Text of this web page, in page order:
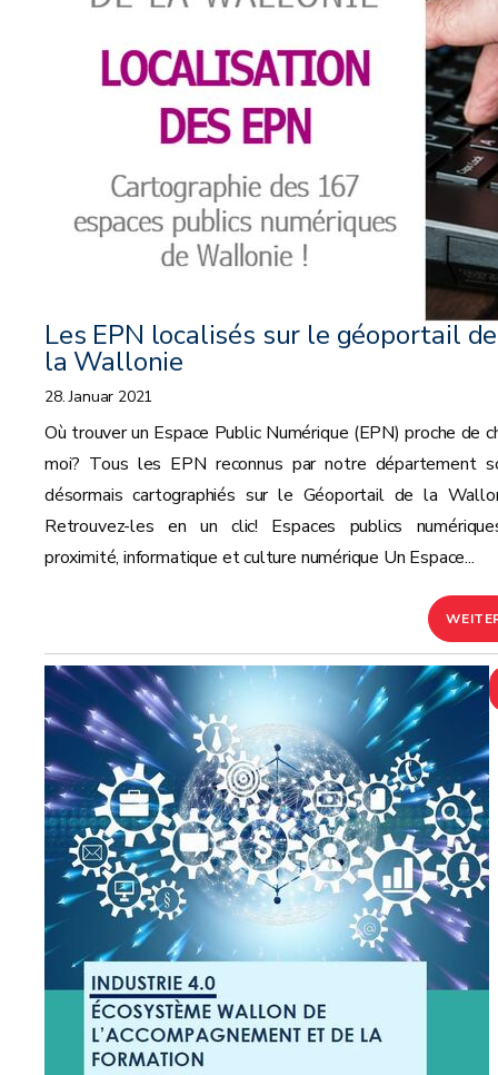
Les EPN localisés sur le géoportail de
la Wallonie
28. Januar 2021
Où trouver un Espace Public Numérique (EPN) proche de
moi? Tous les EPN reconnus par notre département
désormais cartographiés sur le Géoportail de la
Retrouvez-les en un clic! Espaces publics
proximité, informatique et culture numérique Un Espace...